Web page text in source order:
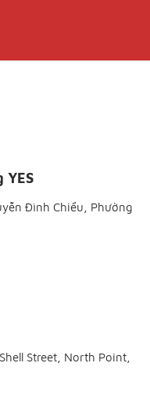
YES
Đình Chiểu, Phường
Street, North Point,